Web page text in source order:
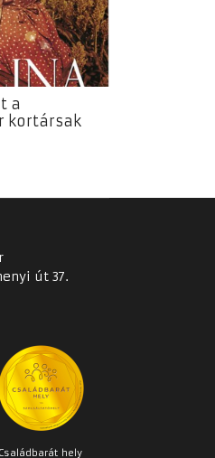
a
kortársak
út 37.
Családbarát hely